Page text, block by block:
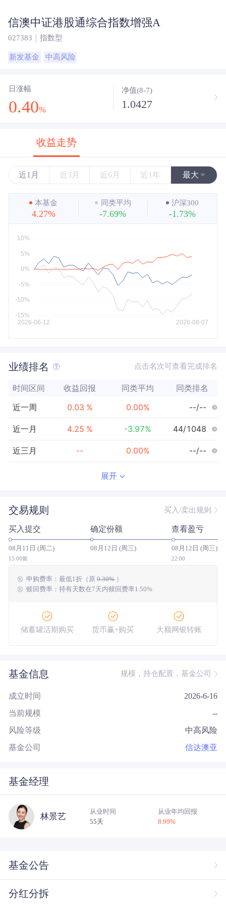
信澳中证港股通综合指数增强A
027383 指数型
新发基金 中高风险
日涨幅
0.40%
净值(8-7)
1.0427
收益走势
近1月 近3月 近6月 近1年 最大
近3年
近5年
本基金
4.27%
同类平均
-7.69%
沪深300
-1.73%
业绩排名 点击名次可查看完成排名
时间区间 收益回报 同类平均 同类排名
近一周 0.03 % 0.00% --/--
近一月 4.25 % -3.97% 44/1048
近三月 -- 0.00% --/--
近三年 --/--
近五年 -- 0.00% --/--
今年以来
成立以来 4.27 %
展开
交易规则 买入/卖出规则
买入提交
08月11日 (周二)
15:00前
确定份额
08月12日 (周三)
查看盈亏
08月12日 (周三)
22:00
申购费率： 最低1折（原 0.30%）
赎回费率：持有天数在7天内赎回费率1.50%
储蓄罐活期购买 货币赢+购买 大额网银转账
基金信息 规模，持仓配置，基金公司
成立时间 2026-6-16
当前规模 --
风险等级 中高风险
基金公司 信达澳亚
基金经理
林景艺
从业时间
55天
从业年均回报
8.99%
基金公告
分红分拆